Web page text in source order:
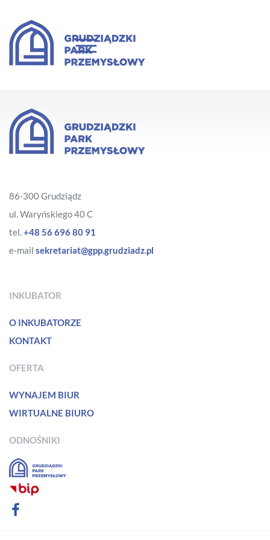
86-300 Grudziądz
ul. Waryńskiego 40 C
tel.+48 56 696 80 91
e-mail sekretariat@gpp.grudziadz.pl
INKUBATOR
O INKUBATORZE
KONTAKT
OFERTA
WYNAJEM BIUR
WIRTUALNE BIURO
ODNOŚNIKI